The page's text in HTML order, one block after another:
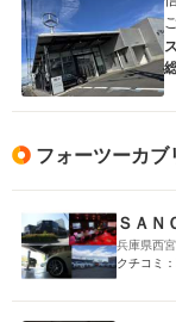
フォーツーカブ
ＳＡＮ
兵庫県西
クチコミ：